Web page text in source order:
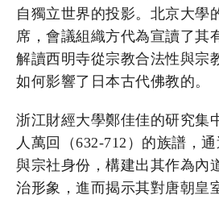
自獨立世界的投影。北京大學
席，會議組織方代為宣讀了其
解讀西明寺從宗教合法性與宗
如何影響了日本古代佛教的。
浙江財經大學鄭佳佳的研究集
人萬回（632-712）的族譜，
與宗社身份，構建出其作為內
治形象，進而揭示其對唐朝皇